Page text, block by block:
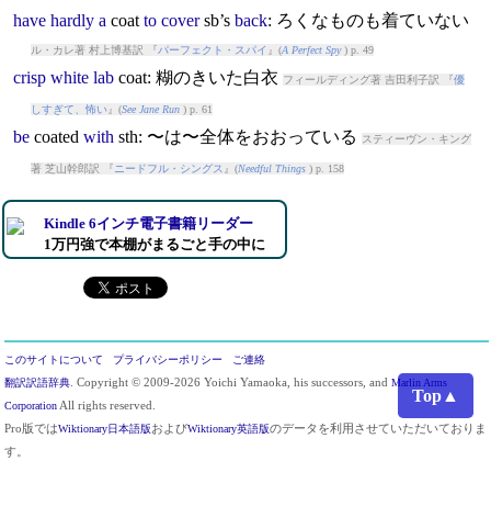
Top▲
have hardly a coat to coversb’s back: ろくなものも着ていない
ル・カレ著 村上博基訳 『パーフェクト・スパイ 』(A Perfect Spy) p. 49
crisp white lab coat: 糊のきいた白衣 フィールディング著 吉田利子訳 『優
しすぎて、怖い』(See Jane Run) p. 61
be coated with sth: 〜は〜全体をおおっている スティーヴン・キング
著 芝山幹郎訳 『 ニードフル・シングス 』(Needful Things) p. 158
Kindle 6インチ電子書籍リーダー
1万円強で本棚がまるごと手の中に
このサイトについて プライバシーポリシー
ご連絡
翻訳訳語辞典 . Copyright © 2009-2026 Yoichi Yamaoka, his successors, and Marlin Arms
Corporation All rights reserved.
Pro版ではWiktionary日本語版およびWiktionary英語版のデータを利用させていただいておりま
す。